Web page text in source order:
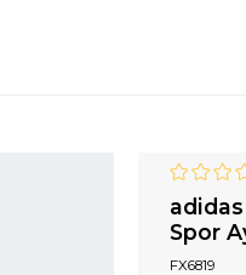
Spor
FX6819